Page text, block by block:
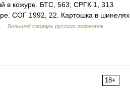
в кожуре. БТС, 563; СРГК 1, 313.
СОГ 1992, 22. Картошка в шинелях.
Большой словарь русских поговорок
18+